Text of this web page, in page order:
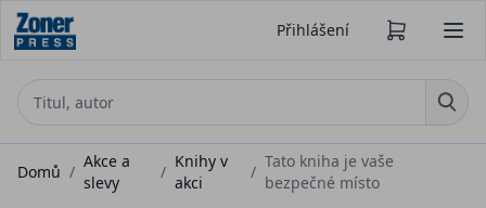
Přihlášení
Domů /
Akce a
slevy
/
Knihy v
akci
/
Tato kniha je vaše
bezpečné místo